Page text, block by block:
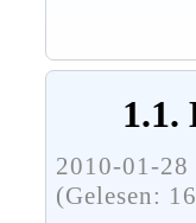
1.1.
2010-01-
(Gelesen: